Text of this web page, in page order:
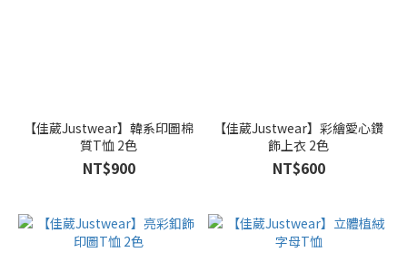
【佳葳Justwear】韓系印圖棉
質T恤 2色
NT$900
【佳葳Justwear】彩繪愛心鑽
飾上衣 2色
NT$600